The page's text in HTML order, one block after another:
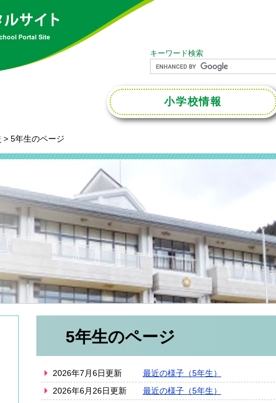
キーワード検索
小学校情報
> 5年生のページ
5年生のページ
2026年7月6日更新
最近の様子（5年生）
2026年6月26日更新
最近の様子（5年生）